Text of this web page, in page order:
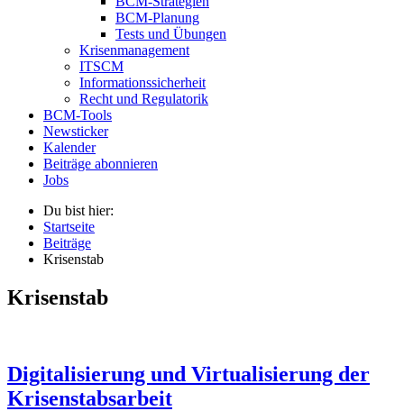
BCM-Planung
Tests und Übungen
Krisenmanagement
ITSCM
Informationssicherheit
Recht und Regulatorik
BCM-Tools
Newsticker
Kalender
Beiträge abonnieren
Jobs
Du bist hier:
Startseite
Beiträge
Krisenstab
Krisenstab
Digitalisierung und Virtualisierung der
Krisenstabsarbeit